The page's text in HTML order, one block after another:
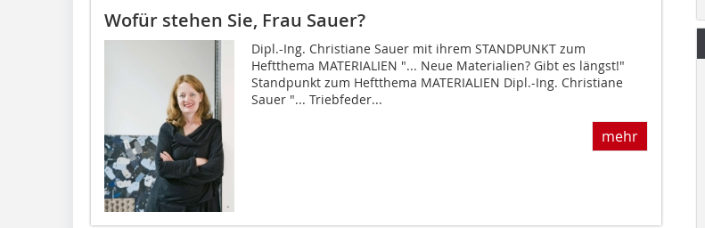
Wofür stehen Sie, Frau Sauer?
Dipl.-Ing. Christiane Sauer mit ihrem STANDPUNKT zum
Heftthema MATERIALIEN "... Neue Materialien? Gibt es längst!"
Standpunkt zum Heftthema MATERIALIEN Dipl.-Ing. Christiane
Sauer "... Triebfeder...
mehr